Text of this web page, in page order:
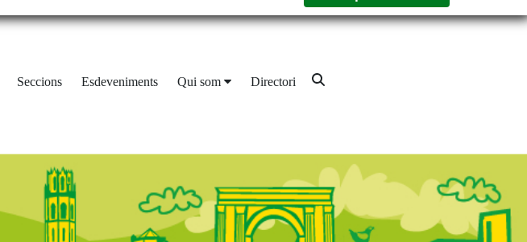
Seccions Esdeveniments Qui som Directori